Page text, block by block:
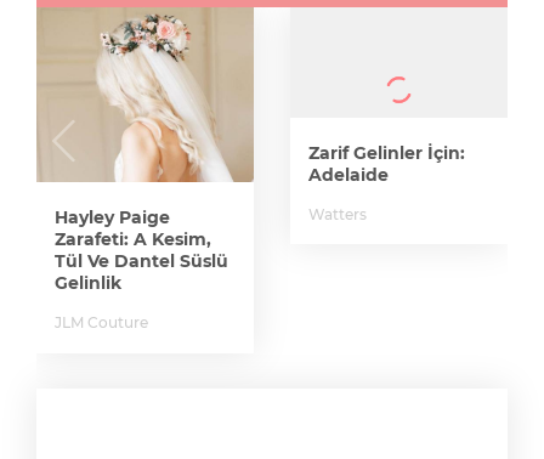
Hayley Paige
Zarafeti: A Kesim,
Tül Ve Dantel Süslü
Gelinlik
JLM Couture
Zarif Gelinler İçin:
Adelaide
Watters